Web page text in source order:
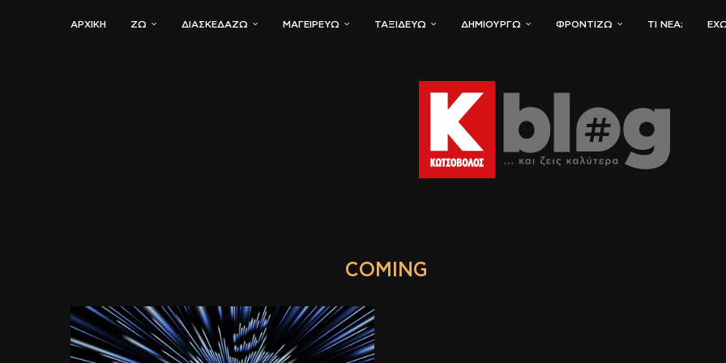
ΑΡΧΙΚΗ ΖΏ ΔΙΑΣΚΕΔΆΖΩ ΜΑΓΕΙΡΕΎΩ ΤΑΞΙΔΕΎΩ ΔΗΜΙΟΥΡΓΏ ΦΡΟΝΤΊΖΩ ΤΙ ΝΈΑ;
COMING